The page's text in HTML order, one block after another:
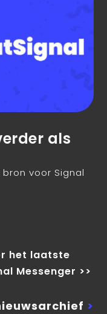
als
voor Signal
het laatste
Messenger >>
>